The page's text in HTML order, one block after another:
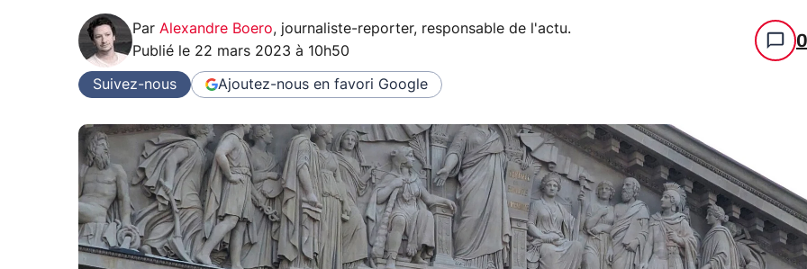
Par Alexandre Boero, journaliste-reporter, responsable de l'actu.
Publié le 22 mars 2023 à 10h50 0
Suivez-nous Ajoutez-nous en favori Google